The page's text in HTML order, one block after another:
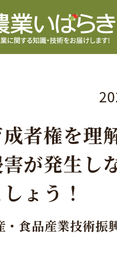
者権を理
が発生し
ょう！
・食品産業技術振